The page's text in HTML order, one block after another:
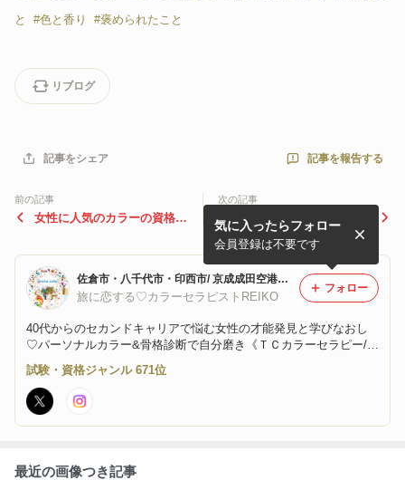
と #色と香り #褒められたこと
リブログ
記事をシェア 記事を報告する
前の記事
女性に人気のカラーの資格の
募集中
次の記事
AROMA COLOR【活動実績/
活動履歴】
佐倉市・八千代市・印西市/ 京成成田空港線 ☆旅に恋するカラーセラピストR子のパラレルキャリアのススメ♪
旅に恋する♡カラーセラピストREIKO
40代からのセカンドキャリアで悩む女性の才能発見と学びなおし
♡パーソナルカラー&骨格診断で自分磨き《ＴＣカラーセラピー/数
秘&カラー・1Day資格取得・習い事スクールあろまからー佐倉》色
と植物の力で整え自分らしく♪働く女性・ワーママさん・パラレル
キャリアさんを応援♪
気に入ったらフォロー
会員登録は不要です
フォロー
試験・資格ジャンル 671位
最近の画像つき記事